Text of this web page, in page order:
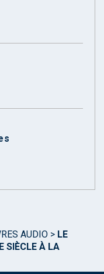
AUDIO > LE
SIÈCLE À LA